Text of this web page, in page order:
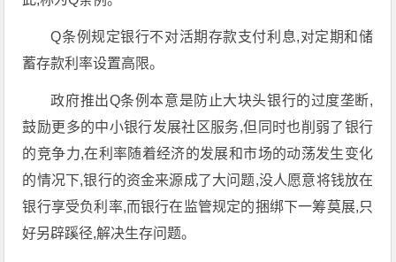
Q条例规定银行不对活期存款支付利息,对定期和储
蓄存款利率设置高限。
政府推出Q条例本意是防止大块头银行的过度垄断,
鼓励更多的中小银行发展社区服务,但同时也削弱了银行
的竞争力,在利率随着经济的发展和市场的动荡发生变化
的情况下,银行的资金来源成了大问题,没人愿意将钱放在
银行享受负利率,而银行在监管规定的捆绑下一筹莫展,只
好另辟蹊径,解决生存问题。